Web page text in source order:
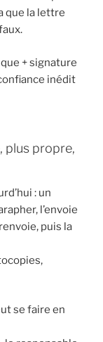
que la lettre
+ signature
inédit
plus propre,
: un
l’envoie
puis la
se faire en